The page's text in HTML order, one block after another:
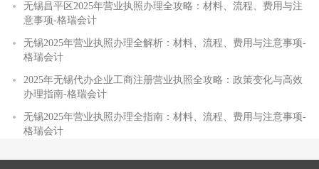
无锡昌平区2025年营业执照办理全攻略：材料、流程、费用与注
意事项-格瑞会计
无锡2025年营业执照办理全解析：材料、流程、费用与注意事项-
格瑞会计
2025年无锡代办企业工商注册营业执照全攻略：政策变化与高效
办理指南-格瑞会计
无锡2025年营业执照办理全指南：材料、流程、费用与注意事项-
格瑞会计